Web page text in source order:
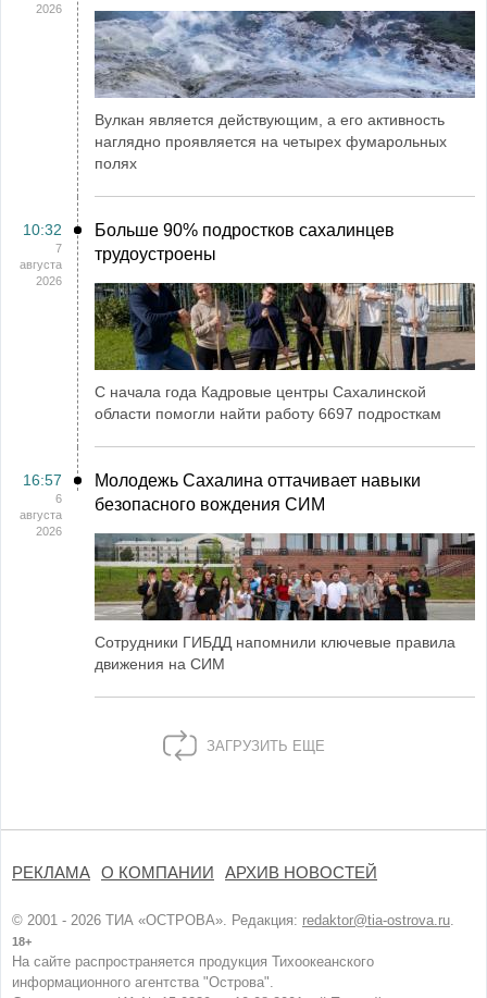
2026
Вулкан является действующим, а его активность
наглядно проявляется на четырех фумарольных
полях
10:32
7
августа
2026
Больше 90% подростков сахалинцев
трудоустроены
С начала года Кадровые центры Сахалинской
области помогли найти работу 6697 подросткам
16:57
6
августа
2026
Молодежь Сахалина оттачивает навыки
безопасного вождения СИМ
Сотрудники ГИБДД напомнили ключевые правила
движения на СИМ
ЗАГРУЗИТЬ ЕЩЕ
РЕКЛАМА О КОМПАНИИ АРХИВ НОВОСТЕЙ
© 2001 - 2026 ТИА «ОСТРОВА». Редакция: redaktor@tia-ostrova.ru
18+
На сайте распространяется продукция Тихоокеанского
информационного агентства "Острова".